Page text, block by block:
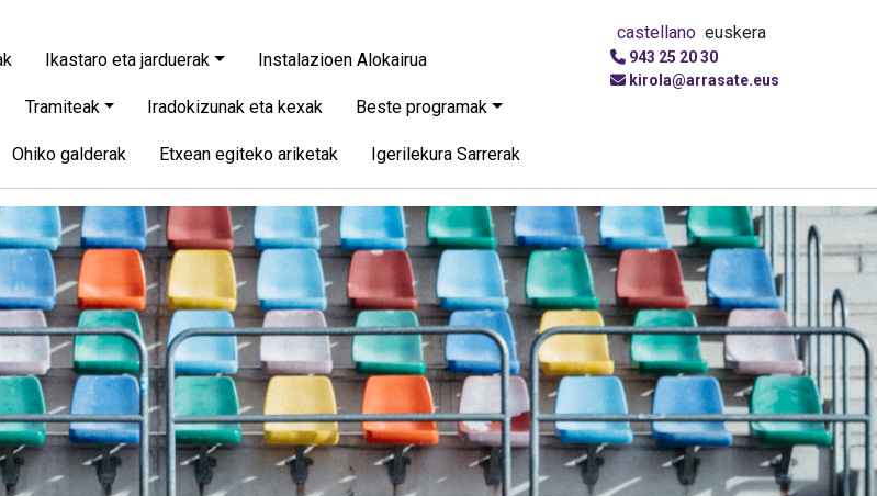
Ikastaro eta jarduerak Instalazioen Alokairua
Tramiteak Iradokizunak eta kexak Beste programak
Ohiko galderak Etxean egiteko ariketak Igerilekura Sarrerak
castellano euskera
943 25 20 30
kirola@arrasate.eus